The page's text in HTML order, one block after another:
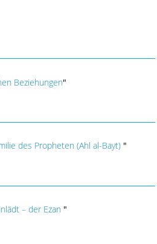
Beziehungen"
des Propheten (Ahl al-Bayt) "
– der Ezan "